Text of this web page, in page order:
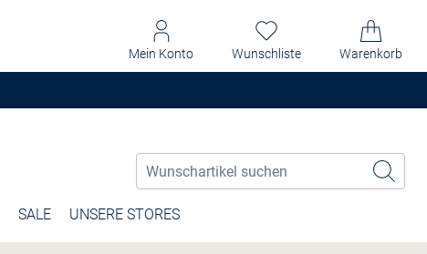
Mein Konto Wunschliste Warenkorb
SALE UNSERE STORES